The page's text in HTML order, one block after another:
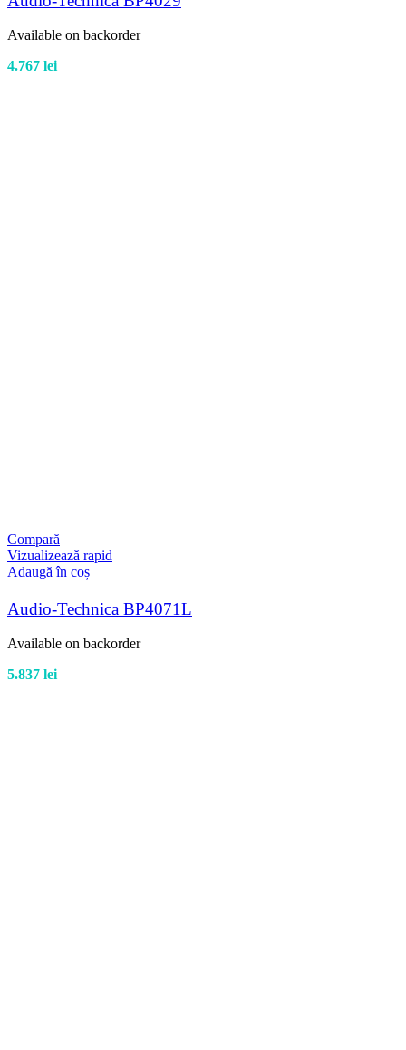
Available on backorder
4.767 lei
Compară
Vizualizează rapid
Adaugă în coș
Audio-Technica BP4071L
Available on backorder
5.837 lei